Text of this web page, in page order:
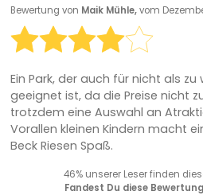
Bewertung von Maik Mühle,vom
Ein Park, der auch für nicht als
geeignet ist, da die Preise nicht
trotzdem eine Auswahl an
Vorallen kleinen Kindern macht
Beck Riesen Spaß.
46% unserer Leser finden
Fandest Du diese